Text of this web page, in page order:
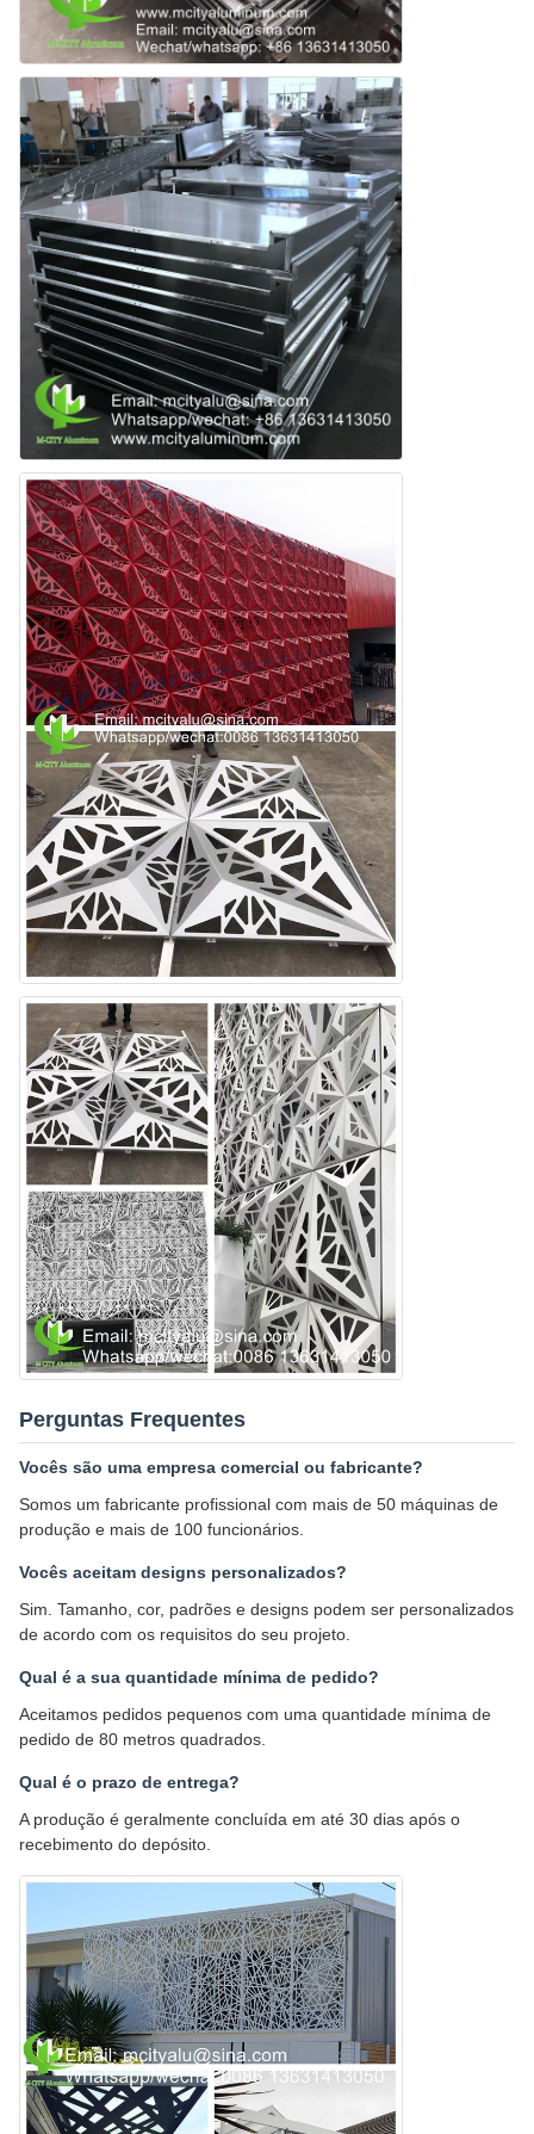
Perguntas Frequentes
Vocês são uma empresa comercial ou fabricante?
Somos um fabricante profissional com mais de 50 máquinas de
produção e mais de 100 funcionários.
Vocês aceitam designs personalizados?
Sim. Tamanho, cor, padrões e designs podem ser personalizados
de acordo com os requisitos do seu projeto.
Qual é a sua quantidade mínima de pedido?
Aceitamos pedidos pequenos com uma quantidade mínima de
pedido de 80 metros quadrados.
Qual é o prazo de entrega?
A produção é geralmente concluída em até 30 dias após o
recebimento do depósito.